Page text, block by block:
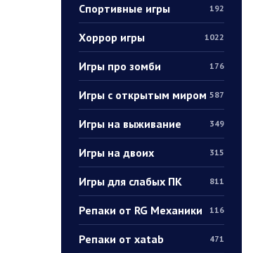
Спортивные игры 192
Хоррор игры 1022
Игры про зомби 176
Игры с открытым миром 587
Игры на выживание 349
Игры на двоих 315
Игры для слабых ПК 811
Репаки от RG Механики 116
Репаки от xatab 471